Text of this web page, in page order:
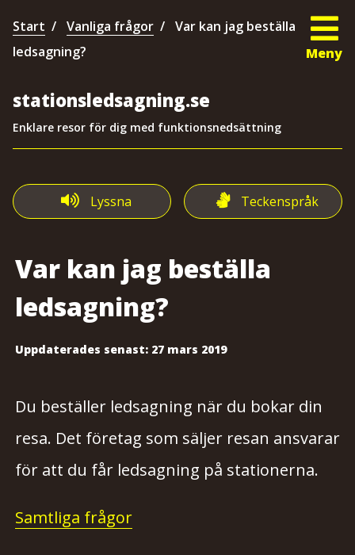
Start Vanliga frågor
Var kan jag beställa
ledsagning?
stationsledsagning.se
Enklare resor för dig med funktionsnedsättning
Meny
Lyssna Teckenspråk
Var kan jag beställa
ledsagning?
Uppdaterades senast: 27 mars 2019
Du beställer ledsagning när du bokar din
resa. Det företag som säljer resan ansvarar
för att du får ledsagning på stationerna.
Samtliga frågor